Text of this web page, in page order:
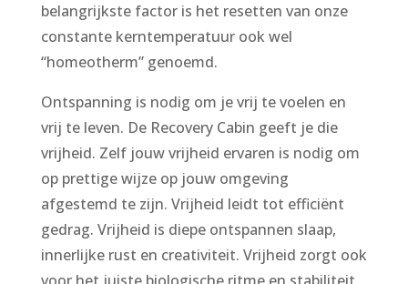
belangrijkste factor is het resetten van onze
constante kerntemperatuur ook wel
“homeotherm” genoemd.
Ontspanning is nodig om je vrij te voelen en
vrij te leven. De Recovery Cabin geeft je die
vrijheid. Zelf jouw vrijheid ervaren is nodig om
op prettige wijze op jouw omgeving
afgestemd te zijn. Vrijheid leidt tot efficiënt
gedrag. Vrijheid is diepe ontspannen slaap,
innerlijke rust en creativiteit. Vrijheid zorgt ook